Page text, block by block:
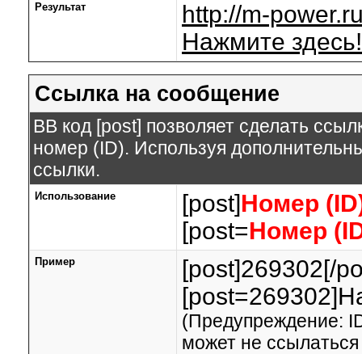
Результат
http://m-
Нажмите здесь!
Ссылка на сообщение
BB код [post] позволяет сделать
номер (ID). Используя
ссылки.
Использование [post]Номер
[post=Номер
Пример
[post]269302[/
(Предупреждение:
может не